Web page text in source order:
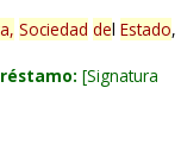
Sociedad del Estado,
Signatura